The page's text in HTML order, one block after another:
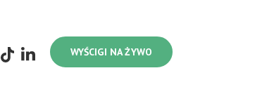
WYŚCIGI NA ŻYWO